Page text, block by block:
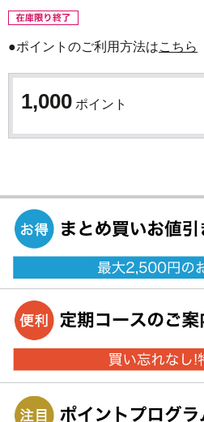
●ポイントのご利用方法はこちら
1,000 ポイント